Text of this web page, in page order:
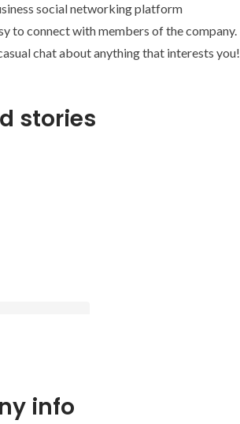
social networking platform
to connect with members of the company.
chat about anything that interests you!
stories
ために、0から
ーで力を身につ
info